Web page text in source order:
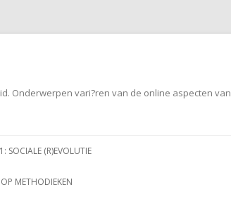
Onderwerpen vari?ren van de online aspecten van
SOCIALE (R)EVOLUTIE
METHODIEKEN